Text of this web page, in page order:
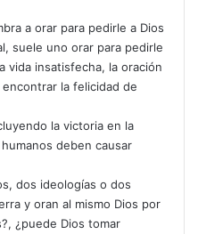
a orar para pedirle a Dios
suele uno orar para pedirle
vida insatisfecha, la oración
la felicidad de
la victoria en la
deben causar
dos ideologías o dos
y oran al mismo Dios por
¿puede Dios tomar